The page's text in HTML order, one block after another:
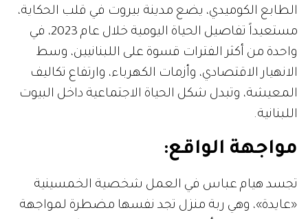
الطابع الكوميدي، يضع مدينة بيروت في قلب الحكاية،
مستعيداً تفاصيل الحياة اليومية خلال عام 2023، في
واحدة من أكثر الفترات قسوة على اللبنانيين، وسط
الانهيار الاقتصادي، وأزمات الكهرباء، وارتفاع تكاليف
المعيشة، وتبدل شكل الحياة الاجتماعية داخل البيوت
اللبنانية.
مواجهة الواقع:
تجسد هيام عباس في العمل شخصية الخمسينية
«عايدة»، وهي ربة منزل تجد نفسها مضطرة لمواجهة